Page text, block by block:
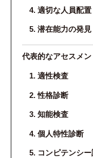
4. 適切な人員配置
5. 潜在能力の発見
代表的なアセスメ
1. 適性検査
2. 性格診断
3. 知能検査
4. 個人特性診断
5. コンピテンシ